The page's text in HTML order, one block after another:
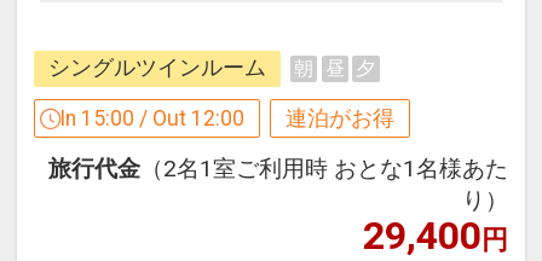
【連泊するとお得】連泊割引がございま
す ※一部除外日あり
2泊目より1泊につきおひとり様５００
シングルツインルーム 朝 昼 夕
In 15:00 / Out 12:00 連泊がお得
旅行代金 （2名1室ご利用時 おとな1名様あた
り）
29,400円